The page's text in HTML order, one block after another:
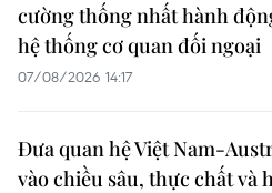
cường thống nhất hành
hệ thống cơ quan đối ngoại
07/08/2026 14:17
Đưa quan hệ Việt Nam-
vào chiều sâu, thực chất và